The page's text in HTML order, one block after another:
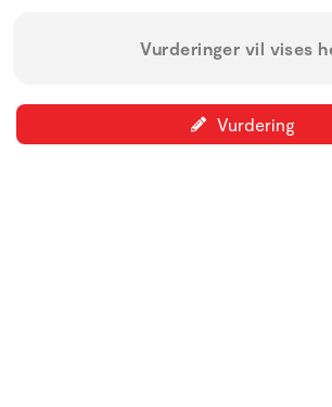
Vurderinger vil vises
Vurdering